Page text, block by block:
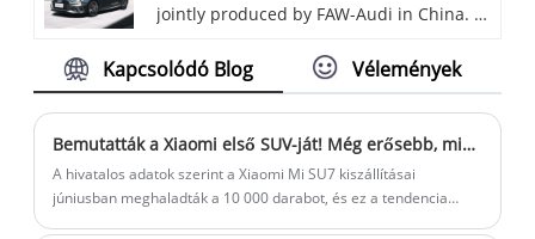
környezetbarátabb és fenntarthatóbb
jointly produced by FAW-Audi in China. It
interior especially in the rear thanks to
2.0T engine and 7-speed dual-clutch
transmission, it offers good power and
driving performance, and is a popular
choice in the mid-sized luxury car
Kapcsolódó Blog Vélemények
Bemutatták a Xiaomi első SUV-ját! Még erősebb, mint az SU7
A hivatalos adatok szerint a Xiaomi Mi SU7 kiszállításai
júniusban meghaladták a 10 000 darabot, és ez a tendencia